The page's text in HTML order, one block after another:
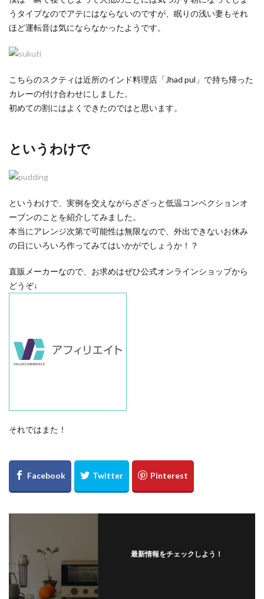
うタイプなのでアテにはならないのですが、眠りの浅い妻もそれ
ほど運転音は気にならなかったようです。
こちらのスクティは近所のインド料理店「Jhad pul」で持ち帰った
カレーの付け合わせにしました。
初めての割にはよくできたのではと思います。
というわけで
というわけで、実例を交えながらざざっと低温コンベクションオ
ーブンのことを紹介してみました。
本当にアレンジ次第で可能性は無限なので、外出できないお休み
の日にいろいろ作ってみてはいかがでしょうか！？
直販メーカーなので、お求めはぜひ公式オンラインショップから
どうぞ↓
それではまた！
最新情報をチェックしよう！